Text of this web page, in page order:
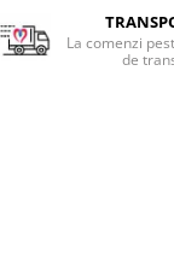
La comenzi
de